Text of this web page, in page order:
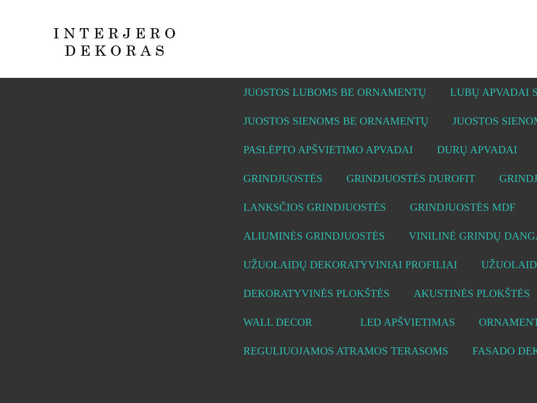
JUOSTOS LUBOMS BE ORNAMENTŲ LUBŲ APVADAI
JUOSTOS SIENOMS BE ORNAMENTŲ JUOSTOS
PASLĖPTO APŠVIETIMO APVADAI DURŲ APVADAI
GRINDJUOSTĖS GRINDJUOSTĖS DUROFIT
LANKSČIOS GRINDJUOSTĖS GRINDJUOSTĖS MDF
ALIUMINĖS GRINDJUOSTĖS VINILINĖ GRINDŲ
UŽUOLAIDŲ DEKORATYVINIAI PROFILIAI
DEKORATYVINĖS PLOKŠTĖS AKUSTINĖS PLOKŠTĖS
WALL DECOR LED APŠVIETIMAS
REGULIUOJAMOS ATRAMOS TERASOMS FASADO